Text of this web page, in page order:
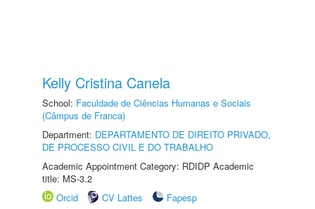
Kelly Cristina Canela
School: Faculdade de Ciências Humanas e Sociais
(Câmpus de Franca)
Department: DEPARTAMENTO DE DIREITO PRIVADO,
DE PROCESSO CIVIL E DO TRABALHO
Academic Appointment Category: RDIDP Academic
title: MS-3.2
Orcid
CV Lattes
Fapesp